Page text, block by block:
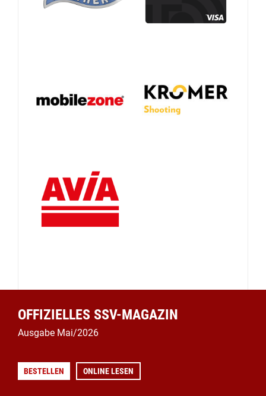
OFFIZIELLES SSV-MAGAZIN
Ausgabe Mai/2026
BESTELLEN ONLINE LESEN